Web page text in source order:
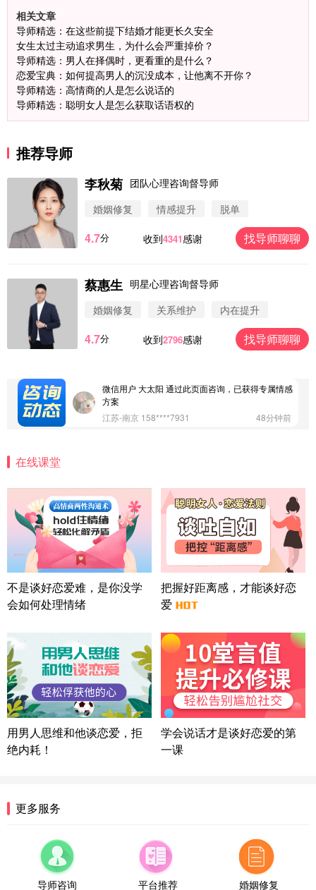
相关文章
导师精选：在这些前提下结婚才能更长久安全
女生太过主动追求男生，为什么会严重掉价？
导师精选：男人在择偶时，更看重的是什么？
恋爱宝典：如何提高男人的沉没成本，让他离不开你？
导师精选：高情商的人是怎么说话的
导师精选：聪明女人是怎么获取话语权的
推荐导师
李秋菊 团队心理咨询督导师
婚姻修复
情感提升 脱单
4.7分 收到4341感谢 找导师聊聊
蔡惠生 明星心理咨询督导师
婚姻修复
关系维护 内在提升
4.7分 收到2796感谢 找导师聊聊
微信用户 圆圈 通过此页面咨询，已获得专属情感方
案
微信用户 Vnno 通过此页面咨询，已获得专属情感方
微信用户 大太阳 通过此页面咨询，已获得专属情感
方案
江苏-南京 158****7931
48分钟前
情感方案
北京-朝阳 151****3189
22分钟前
微信用户 巧?媚儿 通过此页面咨询，已获得专属情感
方案
上海-浦东 177****9074
56分钟前
微信用户 Liberty 通过此页面咨询，已获得专属情感
方案
广东-广州 188****5632
湖北-武汉 135****7410
41分钟前
微信用户 困困魚? 通过此页面咨询，已获得专属情感
方案
陕西-西安 139****6283
3分钟前
情感方案
浙江-宁波 150****8921
福建-厦门 159****4462
53分钟前
微信用户 凌乱小羊 通过此页面咨询，已获得专属情
在线课堂
不是谈好恋爱难，是你没学
会如何处理情绪
把握好距离感，才能谈好恋
爱
用男人思维和他谈恋爱，拒
绝内耗！
学会说话才是谈好恋爱的第
一课
更多服务
导师咨询 平台推荐 婚姻修复